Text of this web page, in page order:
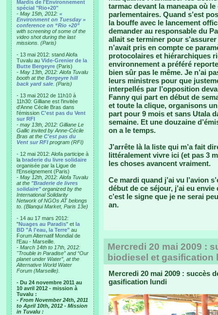
Mardis de l'Environnement
spécial "Rio+20"
- May 15th, 2012: «
Environment on Tuesday »
conference on “Rio +20”
with screening of some of the
video shot during the last
missions. (Paris)
- 13 mai 2012: stand Alofa
Tuvalu au Vide-Grenier de la
Butte Bergeyre (Paris)
- May 13th, 2012: Alofa Tuvalu
booth at the Bergeyre hill
back yard sale . (Paris)
- 13 mai 2012 de 11h10 à
11h30: Gilliane est l'invitée
d'Anne Cécile Bras dans
l'émission C'est pas du Vent
sur RFI
- may 13th, 2012: Gilliane Le
Gallic invited by Anne-Cécile
Bras at the C'est pas du
Vent sur RFI program (RFI)
- 12 mai 2012: Alofa participe à
la braderie du livre solidaire
organisée par la Ligue de
l'Enseignement (Paris)
- May 12th, 2012: Alofa Tuvalu
at the "Braderie de livres
solidaire"organized by the
International Solidarity
Network of NGOs AT belongs
to. (Blanqui Market, Paris 13e)
- 14 au 17 mars 2012:
"Nuages au Paradis" et la
BD "A l'eau, la Terre" au
Forum Alternatif Mondial de
l'Eau - Marseille.
- March 14th to 17th, 2012:
"Trouble in Paradise” and “Our
planet under Water”, at the
Alternative World Water
Forum (Marseille).
- Du 24 novembre 2011 au
10 avril 2012 - mission à
Tuvalu :
- From November 24th, 2011
to April 10th, 2012 - Mission
in Tuvalu :
tarmac devant la maneapa où
parlementaires. Quand s’est
la bouffe avec le lancement
demander au responsable du
allait se terminer pour
n’avait pris en compte ce
protocolaires et hiérarchiques
environnement a préféré
bien sûr pas le même. Je n’ai
leurs ministres pour que
interpellés par l’opposition
Fanny qui part en début de
et toute la clique, organisons
part pour 9 mois et sans Utala
semaine. Et une douzaine
on a le temps.
J’arrête là la liste qui m’a fait
littéralement vivre ici (et pas 3
les choses avancent vraiment.
Ce mardi quand j’ai vu l’avion
début de ce séjour, j’ai eu
c’est le signe que je ne serai
an.
Mercredi 20 mai 2009 :
biodiesel et gasification
Mercredi 20 mai 2009 : succès
gasification lundi